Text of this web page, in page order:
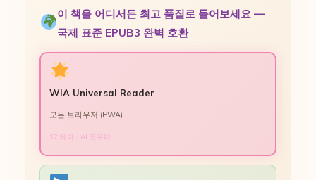
이 책을 어디서든 최고 품질로 들어보세요 —
국제 표준 EPUB3 완벽 호환
WIA Universal Reader
모든 브라우저 (PWA)
12 테마 · AI 도우미